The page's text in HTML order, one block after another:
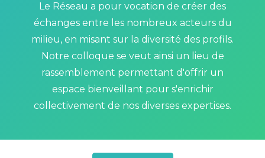
Le Réseau a pour vocation de créer des
échanges entre les nombreux acteurs du
milieu, en misant sur la diversité des profils.
Notre colloque se veut ainsi un lieu de
rassemblement permettant d'offrir un
espace bienveillant pour s'enrichir
collectivement de nos diverses expertises.